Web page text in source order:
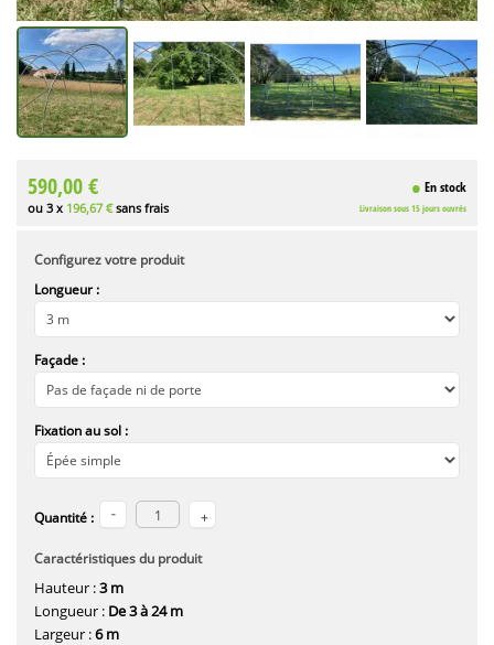
590,00 €
ou 3 x 196,67 €sans frais
En stock
Livraison sous 15 jours ouvrés
Configurez votre produit
Longueur :
Façade :
Fixation au sol :
Quantité :
Caractéristiques du produit
Hauteur :3 m
Longueur : De 3 à 24 m
Largeur :6 m